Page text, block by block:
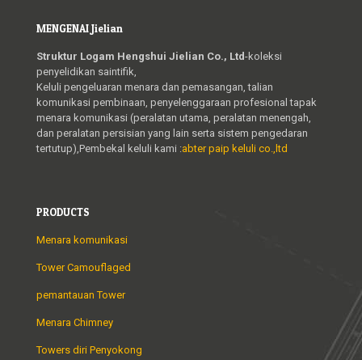
MENGENAI Jielian
Struktur Logam Hengshui Jielian Co., Ltd-koleksi
penyelidikan saintifik,
Keluli pengeluaran menara dan pemasangan, talian
komunikasi pembinaan, penyelenggaraan profesional tapak
menara komunikasi (peralatan utama, peralatan menengah,
dan peralatan persisian yang lain serta sistem pengedaran
tertutup),Pembekal keluli kami :abter paip keluli co.,ltd
PRODUCTS
Menara komunikasi
Tower Camouflaged
pemantauan Tower
Menara Chimney
Towers diri Penyokong